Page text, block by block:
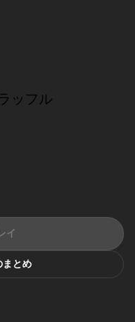
ッフル
イ
まとめ